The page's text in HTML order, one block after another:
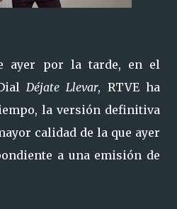
ayer por la tarde, en el
Déjate Llevar, RTVE ha
la versión definitiva
calidad de la que ayer
a una emisión de